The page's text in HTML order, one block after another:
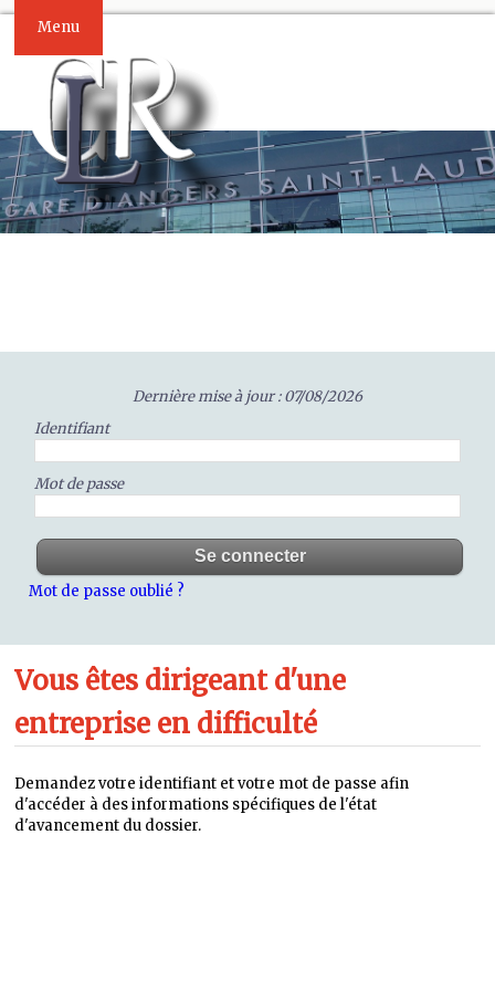
Menu
Dernière mise à jour : 07/08/2026
Identifiant
Mot de passe
Mot de passe oublié ?
Vous êtes dirigeant d'une
entreprise en difficulté
Demandez votre identifiant et votre mot de passe afin
d'accéder à des informations spécifiques de l'état
d'avancement du dossier.